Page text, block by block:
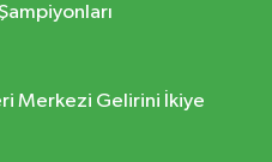
Merkezi Gelirini İkiye